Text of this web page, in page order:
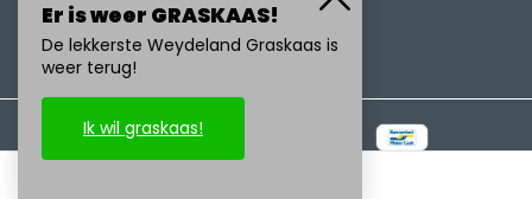
Er is weer GRASKAAS!
De lekkerste Weydeland Graskaas is
weer terug!
Ik wil graskaas!